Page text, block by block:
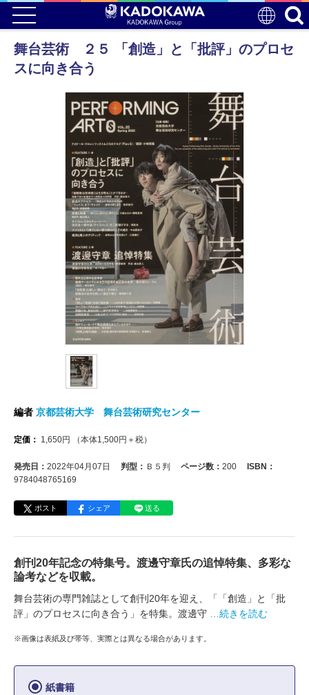
舞台芸術 ２５ 「創造」と「批評」のプロセ
スに向き合う
編者 京都芸術大学 舞台芸術研究センター
定価： 1,650円 （本体1,500円＋税）
発売日： 2022年04月07日 判型： Ｂ５判 ページ数： 200
ISBN：
9784048765169
ポスト シェア 送る
創刊20年記念の特集号。渡邊守章氏の追悼特集、多彩な
論考などを収載。
舞台芸術の専門雑誌として創刊20年を迎え、「「創造」と「批
評」のプロセスに向き合う」を特集。渡邊守
…続きを読む
※画像は表紙及び帯等、実際とは異なる場合があります。
紙書籍